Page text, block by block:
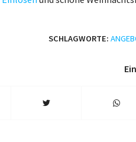
SCHLAGWORTE: